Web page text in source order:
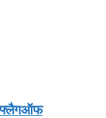
फ्लैगऑफ